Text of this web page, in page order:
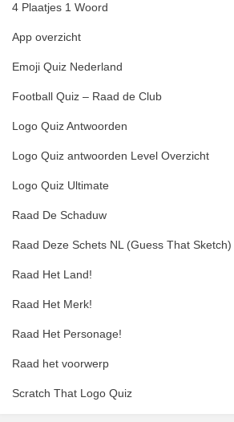
4 Plaatjes 1 Woord
App overzicht
Emoji Quiz Nederland
Football Quiz – Raad de Club
Logo Quiz Antwoorden
Logo Quiz antwoorden Level Overzicht
Logo Quiz Ultimate
Raad De Schaduw
Raad Deze Schets NL (Guess That Sketch)
Raad Het Land!
Raad Het Merk!
Raad Het Personage!
Raad het voorwerp
Scratch That Logo Quiz